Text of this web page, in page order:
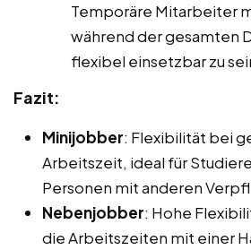
Temporäre Mitarbeiter
während der gesamten
flexibel einsetzbar zu
Fazit:
Minijobber: Flexibilität bei
Arbeitszeit, ideal für
Personen mit anderen
Nebenjobber: Hohe
die Arbeitszeiten mit einer